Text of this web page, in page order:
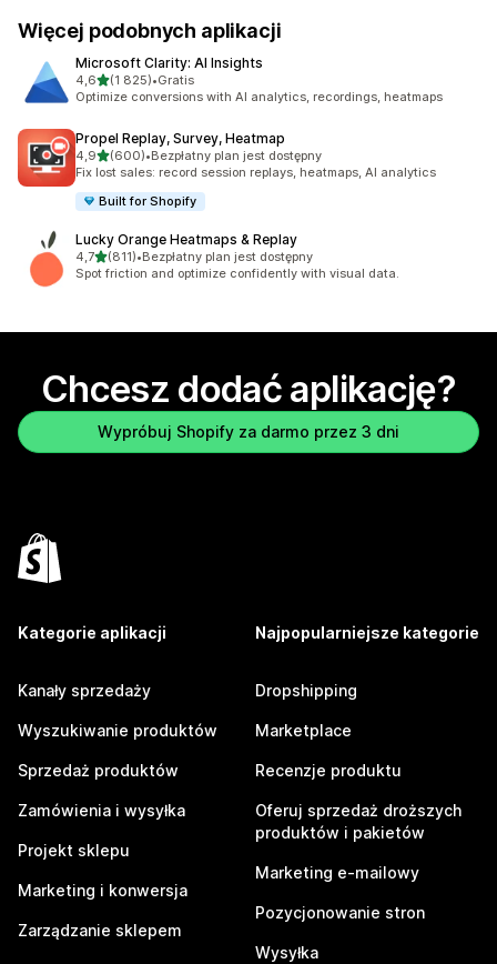
Więcej podobnych aplikacji
Microsoft Clarity: AI Insights
4,6na 5 gwiazdek
(1 825)
Łączna liczba recenzji: 1825
•Gratis
Optimize conversions with AI analytics, recordings, heatmaps
Propel Replay, Survey, Heatmap
4,9na 5 gwiazdek
(600)
Łączna liczba recenzji: 600
•Bezpłatny plan jest dostępny
Fix lost sales: record session replays, heatmaps, AI analytics
Built for Shopify
Lucky Orange Heatmaps & Replay
4,7na 5 gwiazdek
(811)
Łączna liczba recenzji: 811
•Bezpłatny plan jest dostępny
Spot friction and optimize confidently with visual data.
Chcesz dodać aplikację?
Wypróbuj Shopify za darmo przez 3 dni
Kategorie aplikacji
Kanały sprzedaży
Wyszukiwanie produktów
Sprzedaż produktów
Zamówienia i wysyłka
Projekt sklepu
Marketing i konwersja
Zarządzanie sklepem
Najpopularniejsze kategorie
Dropshipping
Marketplace
Recenzje produktu
Oferuj sprzedaż droższych
produktów i pakietów
Marketing e-mailowy
Pozycjonowanie stron
Wysyłka